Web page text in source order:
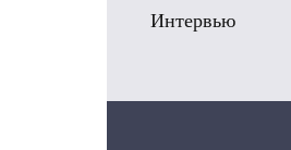
Интервью